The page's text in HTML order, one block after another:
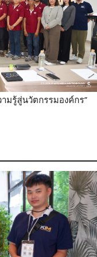
มรู้สู่นวัตกรรมองค์กร”